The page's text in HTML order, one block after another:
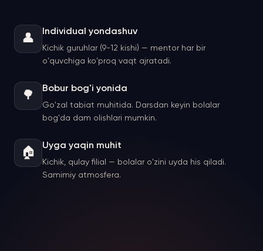
👤
Individual yondashuv
Kichik guruhlar (9-12 kishi) — mentor har bir
o'quvchiga ko'proq vaqt ajratadi.
🌳
Bobur bog'i yonida
Go'zal tabiat muhitida. Darsdan keyin bolalar
bog'da dam olishlari mumkin.
🏠
Uyga yaqin muhit
Kichik, qulay filial — bolalar o'zini uyda his qiladi.
Samimiy atmosfera.